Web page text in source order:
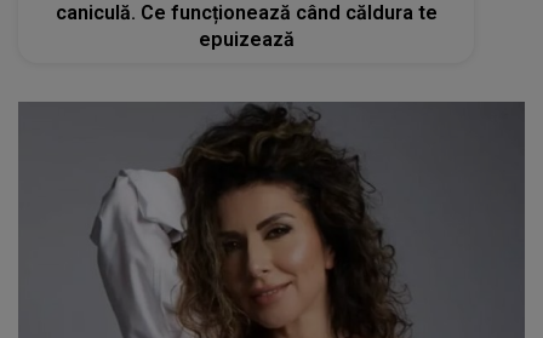
caniculă. Ce funcționează când căldura te
epuizează